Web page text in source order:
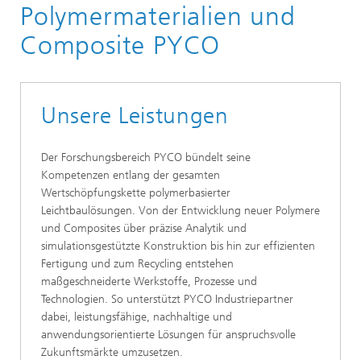
Polymercomposite PYCO
Polymermaterialien und
Composite PYCO
Unsere Leistungen
Der Forschungsbereich PYCO bündelt seine
Kompetenzen entlang der gesamten
Wertschöpfungskette polymerbasierter
Leichtbaulösungen. Von der Entwicklung neuer Polymere
und Composites über präzise Analytik und
simulationsgestützte Konstruktion bis hin zur effizienten
Fertigung und zum Recycling entstehen
maßgeschneiderte Werkstoffe, Prozesse und
Technologien. So unterstützt PYCO Industriepartner
dabei, leistungsfähige, nachhaltige und
anwendungsorientierte Lösungen für anspruchsvolle
Zukunftsmärkte umzusetzen.